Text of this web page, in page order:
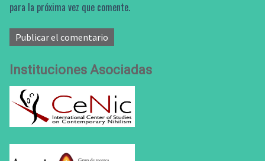
para la próxima vez que comente.
Instituciones Asociadas